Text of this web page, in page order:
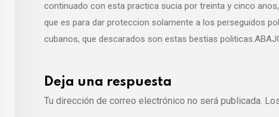
continuado con esta practica sucia por treinta y cinco
que es para dar proteccion solamente a los perseguidos
cubanos, que descarados son estas bestias politicas.ABAJO
Deja una respuesta
Tu dirección de correo electrónico no será publicada.